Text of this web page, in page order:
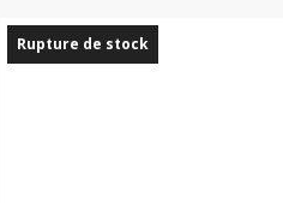
Rupture de stock